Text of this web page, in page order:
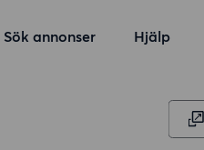
Sök annonser Hjälp